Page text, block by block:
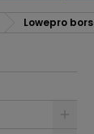
Lowepro